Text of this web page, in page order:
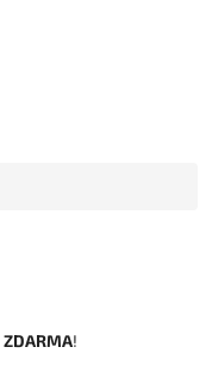
ZDARMA!